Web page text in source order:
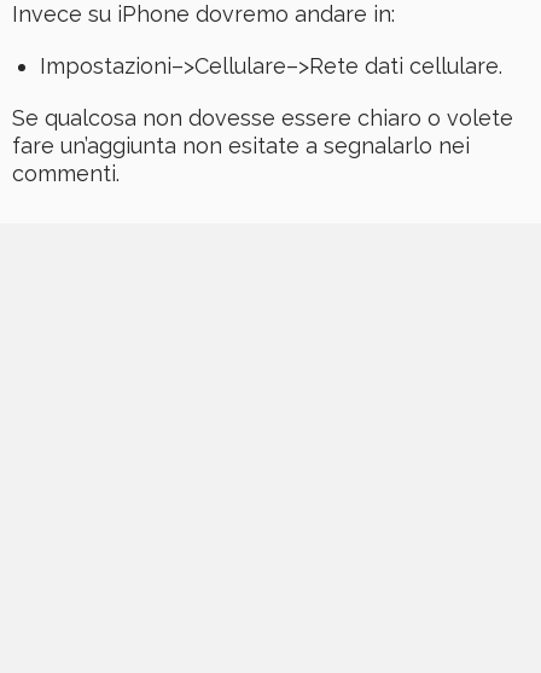
Invece su iPhone dovremo andare in:
Impostazioni–>Cellulare–>Rete dati cellulare.
Se qualcosa non dovesse essere chiaro o volete
fare un’aggiunta non esitate a segnalarlo nei
commenti.